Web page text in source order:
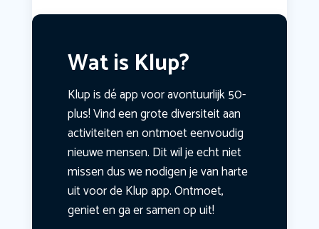
Wat is Klup?
Klup is dé app voor avontuurlijk 50-
plus! Vind een grote diversiteit aan
activiteiten en ontmoet eenvoudig
nieuwe mensen. Dit wil je echt niet
missen dus we nodigen je van harte
uit voor de Klup app. Ontmoet,
geniet en ga er samen op uit!